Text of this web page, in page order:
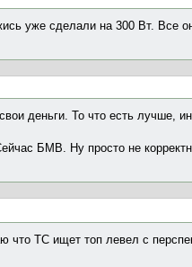
уже сделали на 300 Вт. Все
деньги. То что есть лучше,
БМВ. Ну просто не
что ТС ищет топ левел с